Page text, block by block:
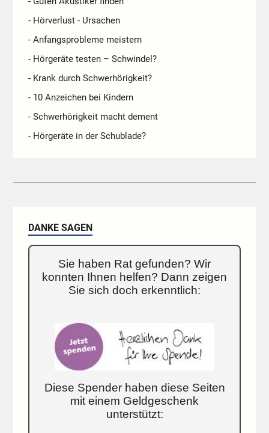
- Hörverlust - Ursachen
- Anfangsprobleme meistern
- Hörgeräte testen – Schwindel?
- Krank durch Schwerhörigkeit?
- 10 Anzeichen bei Kindern
- Schwerhörigkeit macht dement
- Hörgeräte in der Schublade?
DANKE SAGEN
Sie haben Rat gefunden? Wir
konnten Ihnen helfen? Dann zeigen
Sie sich doch erkenntlich:
Diese Spender haben diese Seiten
mit einem Geldgeschenk
unterstützt: